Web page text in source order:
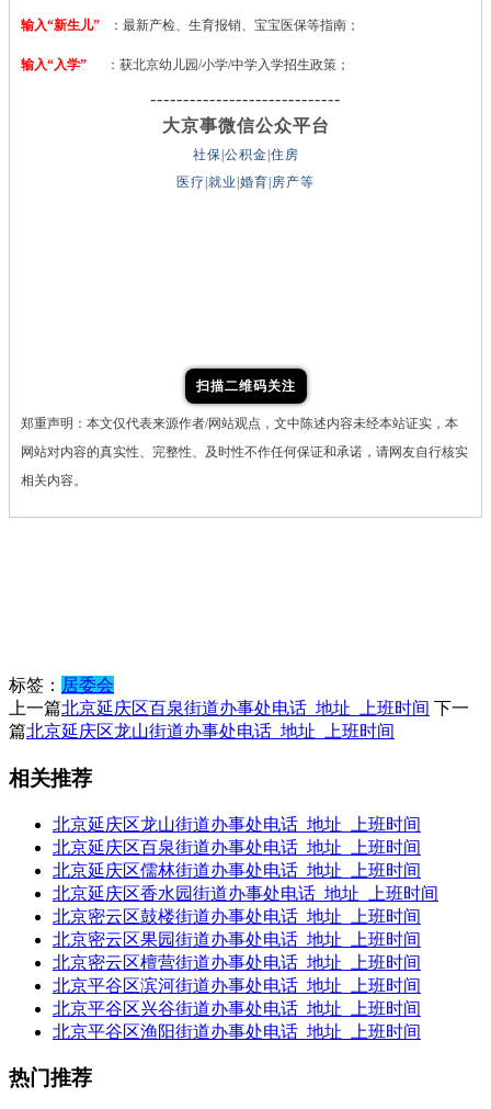
输入“新生儿” ：最新产检、生育报销、宝宝医保等指南；
输入“入学” ：获北京幼儿园/小学/中学入学招生政策；
-----------------------------
大京事微信公众平台
社保|公积金|住房
医疗|就业|婚育|房产等
扫描二维码关注
郑重声明：本文仅代表来源作者/网站观点，文中陈述内容未经本站证实，本
网站对内容的真实性、完整性、及时性不作任何保证和承诺，请网友自行核实
相关内容。
标签： 居委会
上一篇北京延庆区百泉街道办事处电话_地址_上班时间 下一
篇北京延庆区龙山街道办事处电话_地址_上班时间
相关推荐
北京延庆区龙山街道办事处电话_地址_上班时间
北京延庆区百泉街道办事处电话_地址_上班时间
北京延庆区儒林街道办事处电话_地址_上班时间
北京延庆区香水园街道办事处电话_地址_上班时间
北京密云区鼓楼街道办事处电话_地址_上班时间
北京密云区果园街道办事处电话_地址_上班时间
北京密云区檀营街道办事处电话_地址_上班时间
北京平谷区滨河街道办事处电话_地址_上班时间
北京平谷区兴谷街道办事处电话_地址_上班时间
北京平谷区渔阳街道办事处电话_地址_上班时间
热门推荐